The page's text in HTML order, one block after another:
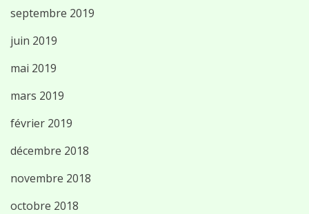
septembre 2019
juin 2019
mai 2019
mars 2019
février 2019
décembre 2018
novembre 2018
octobre 2018